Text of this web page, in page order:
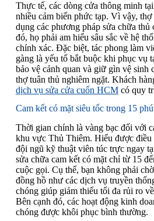
Thực tế, các dòng cửa thông minh
nhiều cảm biến phức tạp. Vì vậy,
dụng các phương pháp sửa chữa
đó, họ phải am hiểu sâu sắc về hệ
chính xác. Đặc biệt, tác phong làm
gàng là yếu tố bắt buộc khi phục vụ
bảo vệ cảnh quan và giữ gìn vệ sinh
thợ tuân thủ nghiêm ngặt. Khách
dịch vụ sửa cửa cuốn HCMcó quy
Cam kết có mặt siêu tốc trong 15
Thời gian chính là vàng bạc đối với
khu vực Thủ Thiêm. Hiểu được điều
đội ngũ kỹ thuật viên túc trực ngay
sửa chữa cam kết có mặt chỉ từ 15
cuộc gọi. Cụ thể, bạn không phải
đồng hồ như các dịch vụ truyền
chóng giúp giảm thiểu tối đa rủi ro
Bên cạnh đó, các hoạt động kinh
chóng được khôi phục bình thường.